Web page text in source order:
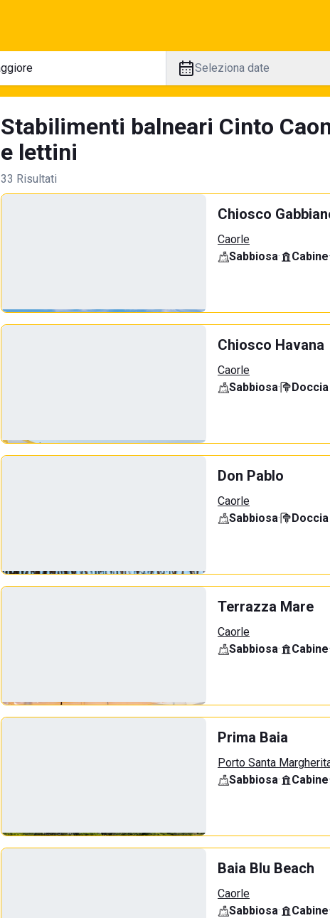
Seleziona date
Stabilimenti balneari Cinto
e lettini
33 Risultati
Chiosco
Caorle
Sabbiosa· Cabine·
Chiosco Havana
Caorle
Sabbiosa·
Don Pablo
Caorle
Sabbiosa·
Terrazza Mare
Caorle
Sabbiosa· Cabine·
Prima Baia
Porto Santa
Sabbiosa· Cabine·
Baia Blu Beach
Caorle
Sabbiosa· Cabine·